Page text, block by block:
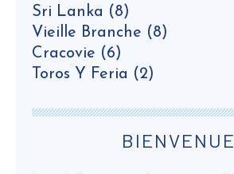
Sri Lanka (8)
Vieille Branche (8)
Cracovie (6)
Toros Y Feria (2)
BIENVENUE